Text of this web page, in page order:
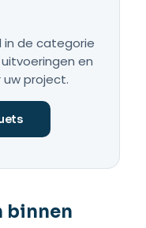
in de categorie
en
uw project.
binnen